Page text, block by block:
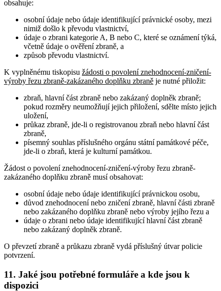
obsahuje:
osobní údaje nebo údaje identifikující právnické osoby, mezi
nimiž došlo k převodu vlastnictví,
údaje o zbrani kategorie A, B nebo C, které se oznámení týká,
včetně údaje o ověření zbraně, a
způsob převodu vlastnictví.
K vyplněnému tiskopisu žádosti o povolení znehodnocení-zničení-
výroby řezu zbraně-zakázaného doplňku zbraně je nutné přiložit:
zbraň, hlavní část zbraně nebo zakázaný doplněk zbraně;
pokud rozměry neumožňují jejich přiložení, sdělte místo jejich
uložení,
průkaz zbraně, jde-li o registrovanou zbraň nebo hlavní část
zbraně,
písemný souhlas příslušného orgánu státní památkové péče,
jde-li o zbraň, která je kulturní památkou.
Žádost o povolení znehodnocení-zničení-výroby řezu zbraně-
zakázaného doplňku zbraně musí obsahovat:
osobní údaje nebo údaje identifikující právnickou osobu,
důvod znehodnocení nebo zničení zbraně, hlavní části zbraně
nebo zakázaného doplňku zbraně nebo výroby jejího řezu a
údaje o zbrani nebo údaje identifikující hlavní část zbraně
nebo zakázaný doplněk zbraně.
O převzetí zbraně a průkazu zbraně vydá příslušný útvar policie
potvrzení.
11. Jaké jsou potřebné formuláře a kde jsou k
dispozici